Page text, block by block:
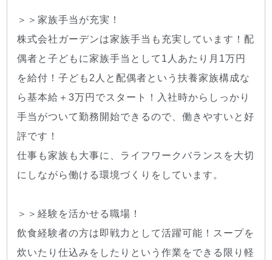
＞＞家族手当が充実！
株式会社ガーデンは家族手当も充実しています！配
偶者と子どもに家族手当として1人あたり月1万円
を給付！子ども2人と配偶者という扶養家族構成な
ら基本給＋3万円でスタート！入社時からしっかり
手当がついて勤務開始できるので、働きやすいと好
評です！
仕事も家族も大事に、ライフワークバランスを大切
にしながら働ける環境づくりをしています。
＞＞経験を活かせる職場！
飲食経験者の方は即戦力として活躍可能！スープを
炊いたり仕込みをしたりという作業をできる限り軽